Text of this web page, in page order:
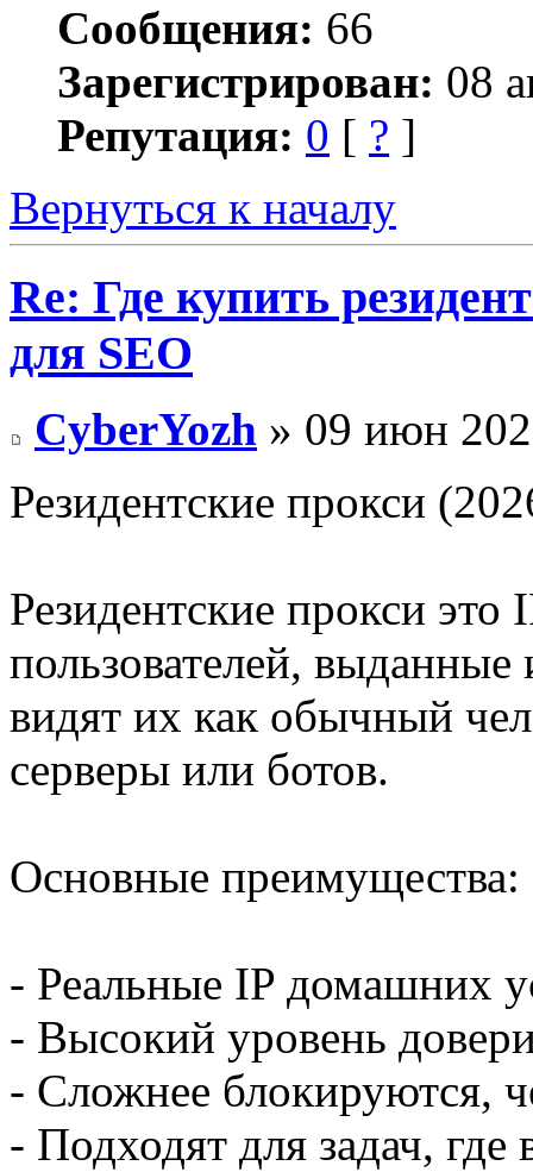
Сообщения: 66
Зарегистрирован: 08
Репутация: 0 [ ? ]
Вернуться к началу
Re: Где купить
для SEO
CyberYozh » 09 июн
Резидентские прокси
Резидентские прокси
пользователей,
видят их как обычный
серверы или ботов.
Основные преимущества:
- Реальные IP домашних
- Высокий уровень
- Сложнее блокируются,
- Подходят для задач, где